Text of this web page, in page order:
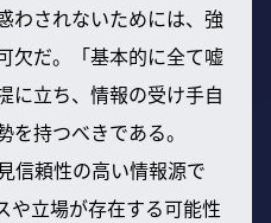
わされないためには、強
欠だ。「基本的に全て嘘
に立ち、情報の受け手自
を持つべきである。
信頼性の高い情報源で
や立場が存在する可能性